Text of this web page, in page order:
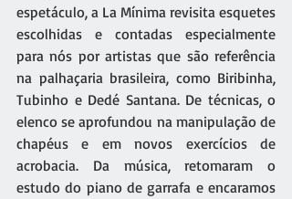
espetáculo, a La Mínima revisita esquetes
escolhidas e contadas especialmente
para nós por artistas que são referência
na palhaçaria brasileira, como Biribinha,
Tubinho e Dedé Santana. De técnicas, o
elenco se aprofundou na manipulação de
chapéus e em novos exercícios de
acrobacia. Da música, retomaram o
estudo do piano de garrafa e encaramos